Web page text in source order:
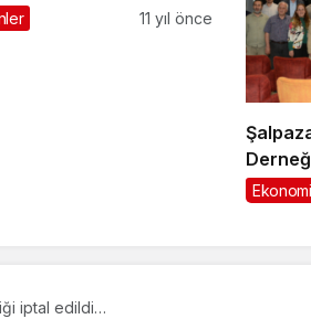
uğurlandı11 yıl önce
Ekonomi
iptal edildi…